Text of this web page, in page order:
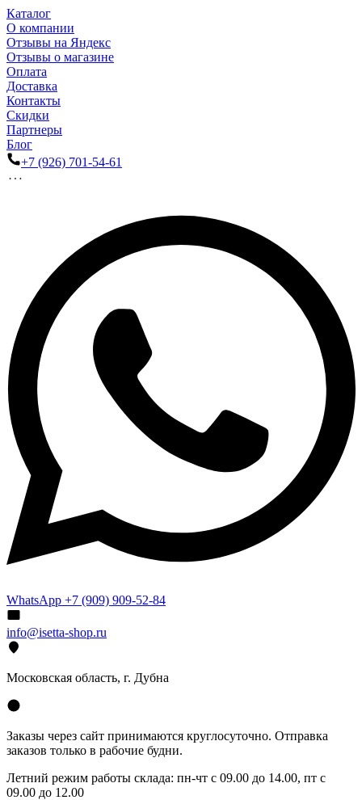
Каталог
О компании
Отзывы на Яндекс
Отзывы о магазине
Оплата
Доставка
Контакты
Скидки
Партнеры
Блог
+7 (926) 701-54-61
WhatsApp +7 (909) 909-52-84
info@isetta-shop.ru
Московская область, г. Дубна
Заказы через сайт принимаются круглосуточно. Отправка
заказов только в рабочие будни.
Летний режим работы склада: пн-чт с 09.00 до 14.00, пт с
09.00 до 12.00